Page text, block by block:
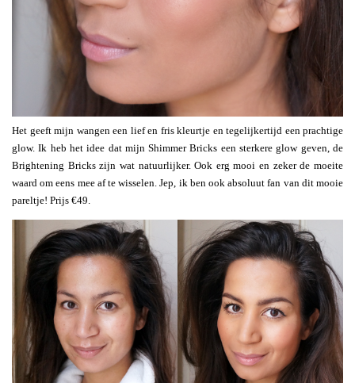
Het geeft mijn wangen een lief en fris kleurtje en tegelijkertijd een prachtige
glow. Ik heb het idee dat mijn Shimmer Bricks een sterkere glow geven, de
Brightening Bricks zijn wat natuurlijker. Ook erg mooi en zeker de moeite
waard om eens mee af te wisselen. Jep, ik ben ook absoluut fan van dit mooie
pareltje! Prijs €49.